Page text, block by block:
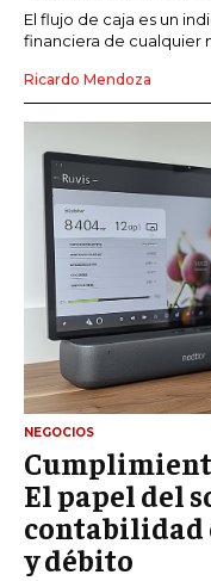
El flujo de caja es un
financiera de cualquier
Ricardo Mendoza
NEGOCIOS
El papel del
contabilidad
y débito